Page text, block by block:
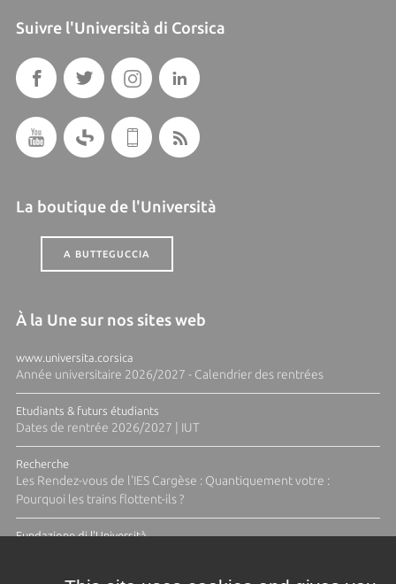
Suivre l'Università di Corsica
La boutique de l'Università
A BUTTEGUCCIA
À la Une sur nos sites web
www.universita.corsica
Année universitaire 2026/2027 - Calendrier des rentrées
Etudiants & futurs étudiants
Dates de rentrée 2026/2027 | IUT
Recherche
Les Rendez-vous de l'IES Cargèse : Quantiquement votre :
Pourquoi les trains flottent-ils ?
Fundazione di l'Università